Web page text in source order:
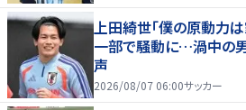
上田綺世「僕の原動力
一部で騒動に…渦中の男
声
2026/08/07 06:00サッカー